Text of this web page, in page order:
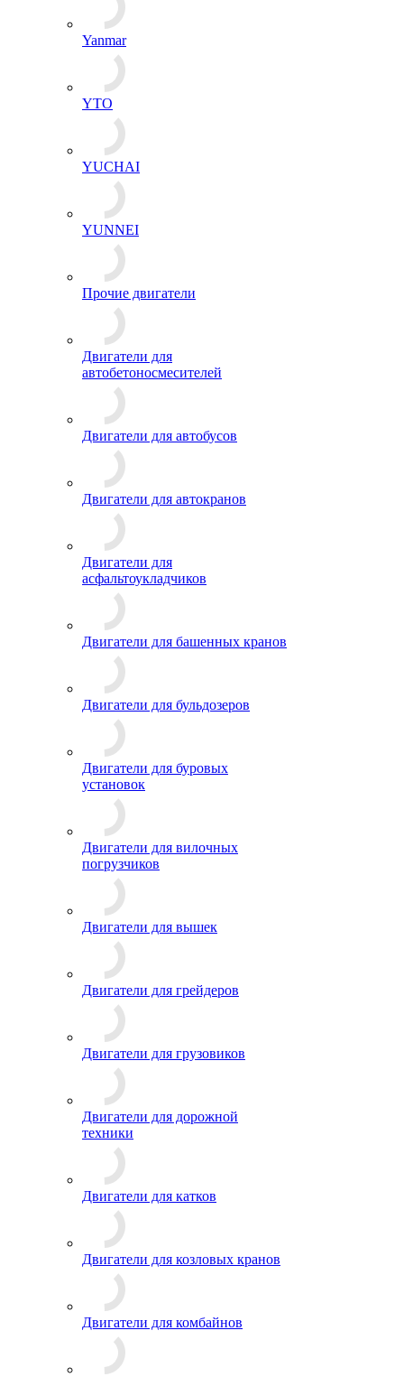
Yanmar
YTO
YUCHAI
YUNNEI
Прочие двигатели
Двигатели для
автобетоносмесителей
Двигатели для автобусов
Двигатели для автокранов
Двигатели для
асфальтоукладчиков
Двигатели для башенных кранов
Двигатели для бульдозеров
Двигатели для буровых
установок
Двигатели для вилочных
погрузчиков
Двигатели для вышек
Двигатели для грейдеров
Двигатели для грузовиков
Двигатели для дорожной
техники
Двигатели для катков
Двигатели для козловых кранов
Двигатели для комбайнов